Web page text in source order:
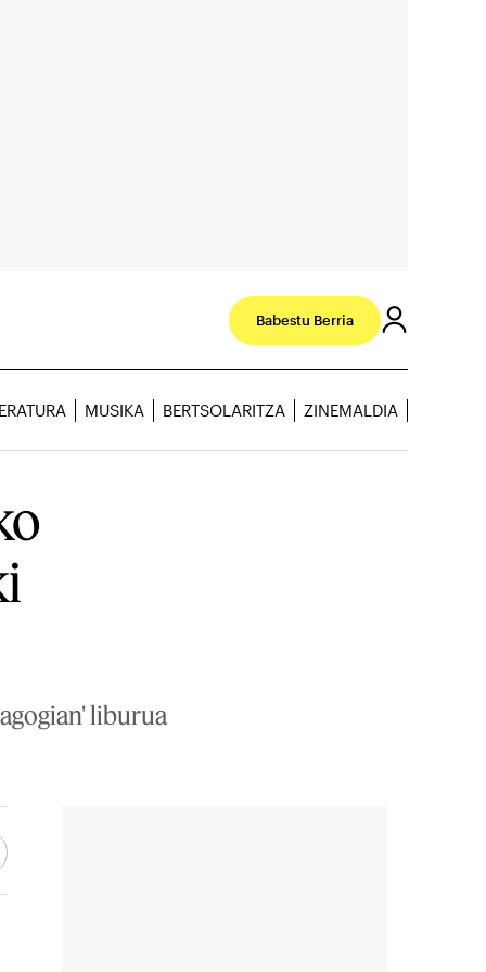
Babestu Berria
MUSIKA BERTSOLARITZA ZINEMALDIA
liburua